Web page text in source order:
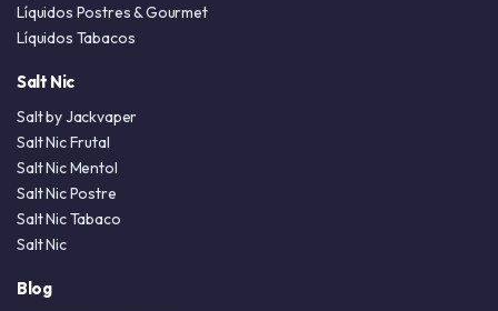
Líquidos Postres & Gourmet
Líquidos Tabacos
Salt Nic
Salt by Jackvaper
Salt Nic Frutal
Salt Nic Mentol
Salt Nic Postre
Salt Nic Tabaco
Salt Nic
Blog